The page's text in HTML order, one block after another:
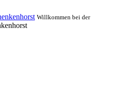
Willkommen bei der